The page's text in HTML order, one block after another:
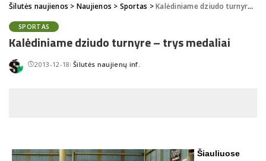
Šilutės naujienos > Naujienos > Sportas >Kalėdiniame dziudo turnyre – trys medaliai
SPORTAS
Kalėdiniame dziudo turnyre – trys medaliai
2013-12-18Posted
Šilutės naujienų inf.
Šiauliuose